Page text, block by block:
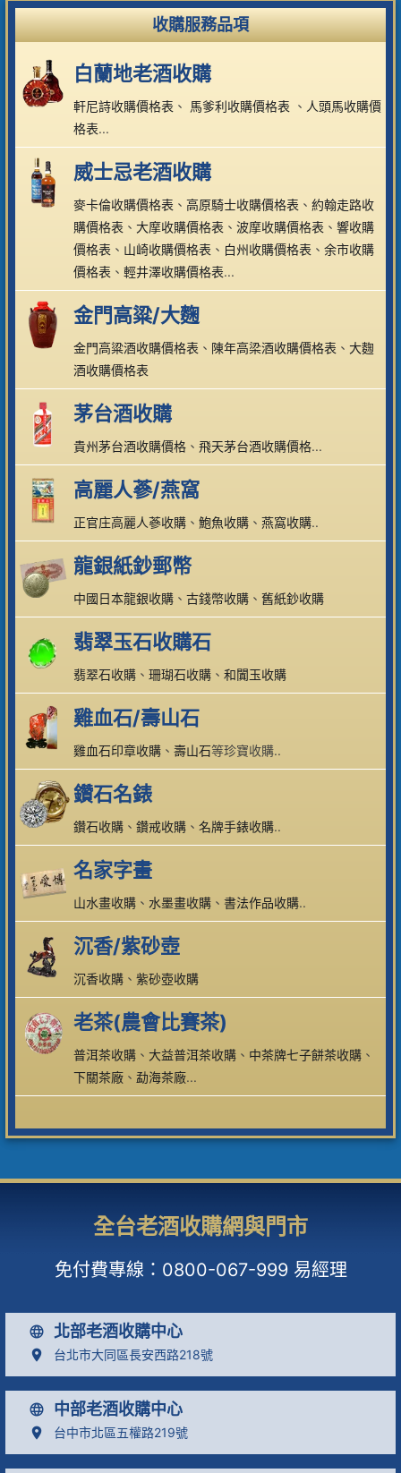
收購服務品項
白蘭地老酒收購
軒尼詩收購價格表 、 馬爹利收購價格表 、 人頭馬收購價
格表...
威士忌老酒收購
麥卡倫收購價格表 、 高原騎士收購價格表 、 約翰走路收
購價格表 、 大摩收購價格表 、 波摩收購價格表 、 響收購
價格表 、 山崎收購價格表 、 白州收購價格表 、 余市收購
價格表 、 輕井澤收購價格表...
金門高粱/大麴
金門高粱酒收購價格表 、 陳年高梁酒收購價格表 、 大麴
酒收購價格表
茅台酒收購
貴州茅台酒收購價格 、 飛天茅台酒收購價格...
高麗人蔘/燕窩
正官庄高麗人蔘收購 、 鮑魚收購 、 燕窩收購..
龍銀紙鈔郵幣
中國日本龍銀收購 、 古錢幣收購 、 舊紙鈔收購
翡翠玉石收購石
翡翠石收購 、 珊瑚石收購 、 和闐玉收購
雞血石/壽山石
雞血石印章收購 、 壽山石等珍寶收購..
鑽石名錶
鑽石收購 、 鑽戒收購 、 名牌手錶收購..
名家字畫
山水畫收購 、 水墨畫收購 、 書法作品收購..
沉香/紫砂壺
沉香收購 、 紫砂壺收購
老茶(農會比賽茶)
普洱茶收購 、 大益普洱茶收購 、 中茶牌七子餅茶收購 、
下關茶廠 、 勐海茶廠...
全台老酒收購網與門市
免付費專線： 0800-067-999易經理
北部老酒收購中心
台北市大同區長安西路218號
中部老酒收購中心
台中市北區五權路219號